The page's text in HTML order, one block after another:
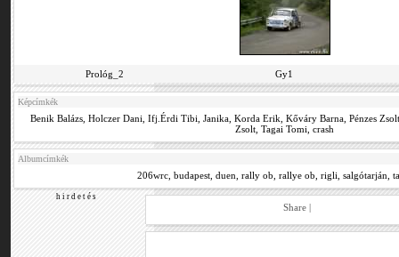
Prológ_2 Gy1
Képcímkék
Benik Balázs ,Holczer Dani ,Ifj.Érdi Tibi ,Janika ,Korda Erik ,Kőváry Barna ,Pénzes
Zsolt ,Tagai Tomi ,crash
Albumcímkék
206wrc ,budapest ,duen ,rally ob ,rallye ob ,rigli ,salgótarján ,
h i r d e t é s
Share |